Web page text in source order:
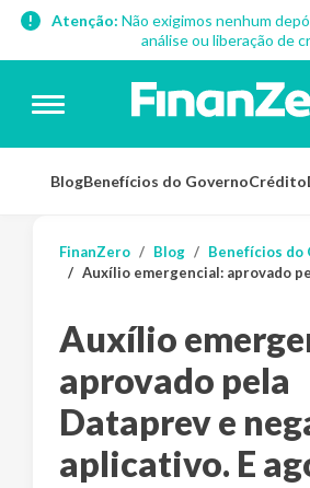
Atenção: Não exigimos nenhum
análise ou liberação de
BlogBenefícios do GovernoCrédito
FinanZero Blog
Benefícios do
Auxílio emergencial: aprovado pela Dataprev e negado no aplicativo. E
Auxílio
aprovado pela
Dataprev e
aplicativo. E